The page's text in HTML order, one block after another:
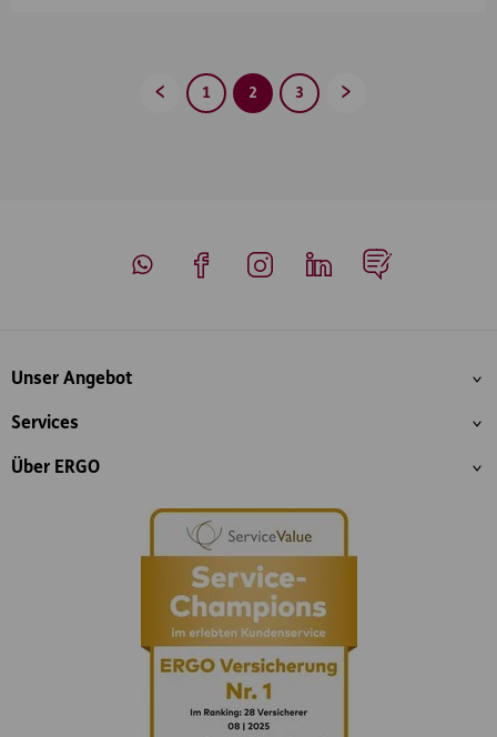
Zurück1 2 3 Vorwärts
Inhaltsübersicht
Unser Angebot
Services
Über ERGO